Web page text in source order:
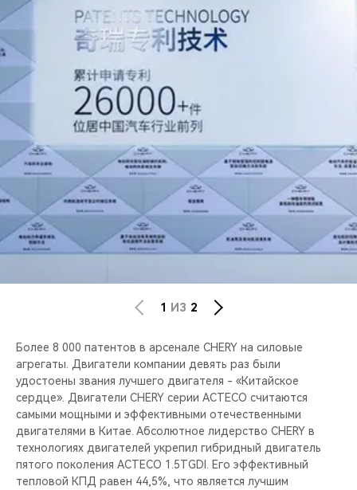
1 ИЗ 2
Более 8 000 патентов в арсенале CHERY на силовые
агрегаты. Двигатели компании девять раз были
удостоены звания лучшего двигателя - «Китайское
сердце». Двигатели CHERY серии ACTECO считаются
самыми мощными и эффективными отечественными
двигателями в Китае. Абсолютное лидерство CHERY в
технологиях двигателей укрепил гибридный двигатель
пятого поколения ACTECO 1.5TGDI. Его эффективный
тепловой КПД равен 44,5%, что является лучшим